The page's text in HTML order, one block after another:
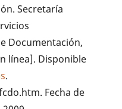
Secretaría
Documentación,
línea]. Disponible
.
Fecha de